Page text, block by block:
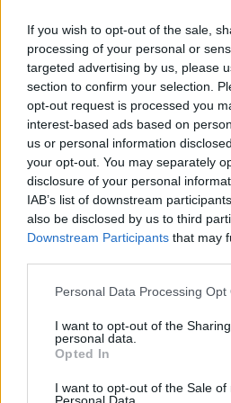
If you wish to opt-out of the sale,
processing of your personal or
targeted advertising by us, please
section to confirm your selection.
opt-out request is processed you
interest-based ads based on
us or personal information
your opt-out. You may separately
disclosure of your personal
IAB’s list of downstream
also be disclosed by us to third
Downstream Participants that may
Please note that this website/app
not limited to your visit or usage
grant or deny consent to Google
use your data for below specified
consent section.
Personal Data Processing Opt
I want to opt-out of the
personal data.
Opted In
I want to opt-out of the Sale of
Personal Data.
sok családi emlékfotó
Este fél nyolctól az
fűszerezett karácsonyi
Bernácer dirigálja. László
András gitárművész
világszerte ismert Los
amelynek chilei és
Navidad nuestracímű
megszólaltatását teszik
adventi
ünnepi élményt ígér –
karmester is gondoskodik,
San Francisco,
bemutatkozik.
zenei világát idézi, az